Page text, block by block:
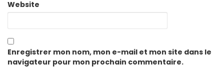
Website
Enregistrer mon nom, mon e-mail et mon site dans le
navigateur pour mon prochain commentaire.